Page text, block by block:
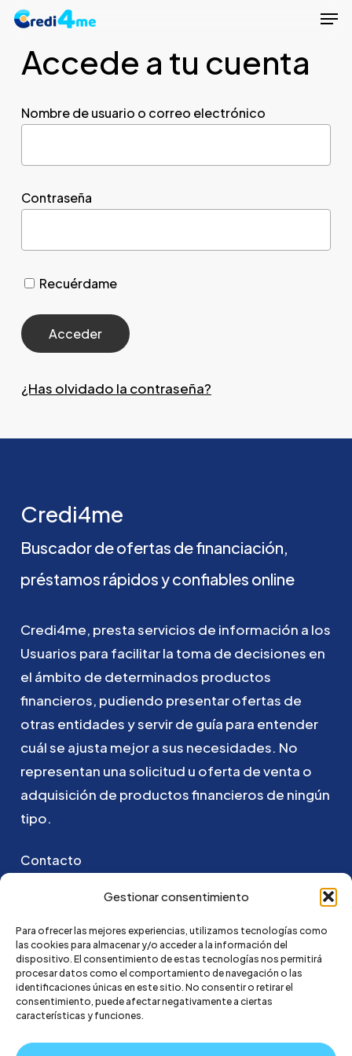
Gestionar consentimiento
Para ofrecer las mejores experiencias, utilizamos tecnologías como
las cookies para almacenar y/o acceder a la información del
dispositivo. El consentimiento de estas tecnologías nos permitirá
procesar datos como el comportamiento de navegación o las
identificaciones únicas en este sitio. No consentir o retirar el
consentimiento, puede afectar negativamente a ciertas
características y funciones.
Skip
mainAccede a tu cuenta
Nombre de usuario o correo electrónico
Contraseña
Recuérdame
¿Has olvidado la contraseña?
Credi4me
Buscadordeofertas definanciación,
préstamos rápidosyconfiables online
Credi4me, prestaservicios de información a los
Usuarios para facilitarla toma de decisiones en
el ámbito de determinados productos
financieros, pudiendo presentarofertas de
otras entidadesyservirde guía para entender
cuálse ajusta mejorasus necesidades. No
representan unasolicitud u oferta deventa o
adquisición de productosfinancieros de ningún
tipo.
Contacto
Puedes ponerte en contacto con nosotros
hola@credi4me.com